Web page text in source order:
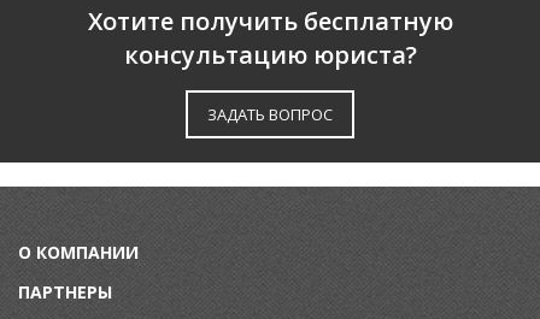
Хотите получить бесплатную
консультацию юриста?
ЗАДАТЬ ВОПРОС
О КОМПАНИИ
ПАРТНЕРЫ